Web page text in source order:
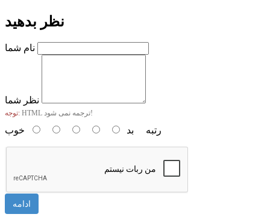
نظر بدهید
نام شما
نظر شما
توجه: HTML ترجمه نمی شود!
رتبه بد خوب
ادامه